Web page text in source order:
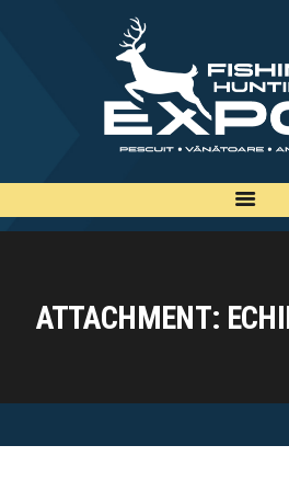
ATTACHMENT:
INFO
EXPOZANTI
EDITII
EN